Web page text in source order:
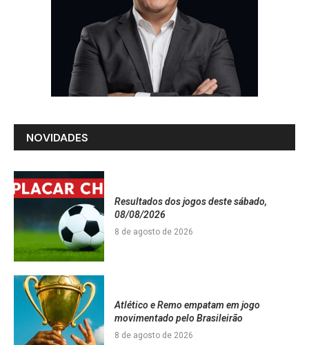
NOVIDADES
Resultados dos jogos deste sábado,
08/08/2026
8 de agosto de 2026
Atlético e Remo empatam em jogo
movimentado pelo Brasileirão
8 de agosto de 2026